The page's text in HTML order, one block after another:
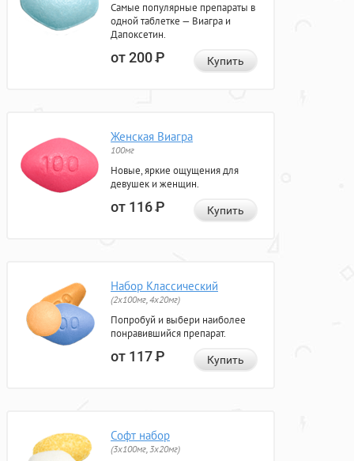
Самые популярные препараты в
одной таблетке — Виагра и
Дапоксетин.
от 200Р Купить
Женская Виагра
100мг
Новые, яркие ощущения для
девушек и женщин.
от 116Р Купить
Набор Классический
(2x100мг, 4x20мг)
Попробуй и выбери наиболее
понравившийся препарат.
от 117Р Купить
Софт набор
(3x100мг, 3x20мг)